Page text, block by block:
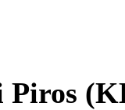
Piros